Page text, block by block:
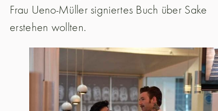
Frau Ueno-Müller signiertes Buch über Sake
erstehen wollten.